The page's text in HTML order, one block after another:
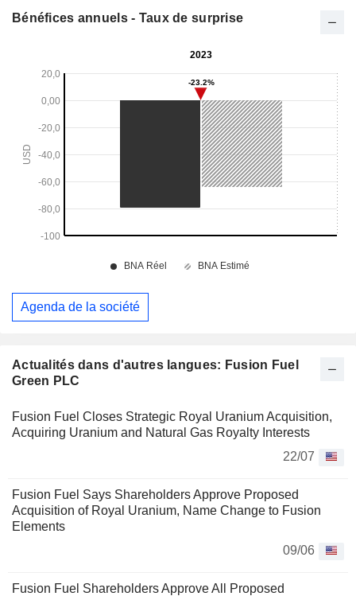
Actualités dans d'autres langues: Fusion Fuel
Green PLC
Fusion Fuel Closes Strategic Royal Uranium Acquisition,
Acquiring Uranium and Natural Gas Royalty Interests
22/07
Fusion Fuel Says Shareholders Approve Proposed
Acquisition of Royal Uranium, Name Change to Fusion
Elements
09/06
Fusion Fuel Shareholders Approve All Proposed
Bénéfices annuels - Taux de surprise
Agenda de la société